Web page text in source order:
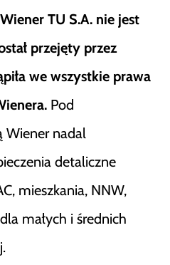
TU S.A. nie jest
przejęty przez
we wszystkie prawa
Pod
Wiener nadal
detaliczne
mieszkania, NNW,
małych i średnich